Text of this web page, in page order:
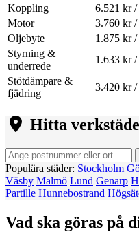
Koppling 6.521 kr
Motor 3.760 kr
Oljebyte 1.875 kr
Styrning &
underrede
1.633 kr
Stötdämpare &
fjädring
3.420 kr
Hitta
Populära städer: Stockholm
Väsby Malmö Lund Genarp
Partille Hunnebostrand
Vad ska göras på